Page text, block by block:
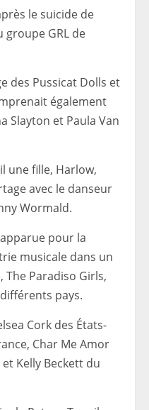
le suicide de
groupe GRL de
des Pussicat Dolls et
également
Slayton et Paula Van
une fille, Harlow,
avec le danseur
Wormald.
pour la
musicale dans un
Paradiso Girls,
pays.
Cork des États-
Char Me Amor
Kelly Beckett du